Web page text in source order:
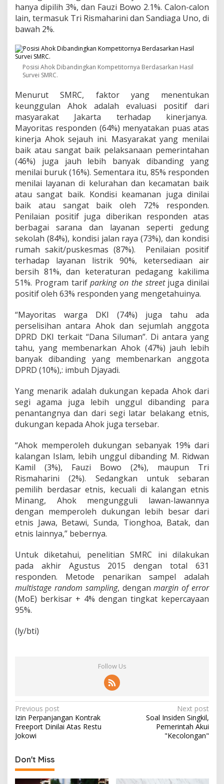
i
D
K
hanya dipilih 3%, dan Fauzi Bowo 2.1%. Calon-calon
lain, termasuk Tri Rismaharini dan Sandiaga Uno, di
bawah 2%.
Posisi Ahok Dibandingkan Kompetitornya Berdasarkan Hasil
Survei SMRC.
Menurut SMRC, faktor yang menentukan
keunggulan Ahok adalah evaluasi positif dari
masyarakat Jakarta terhadap kinerjanya.
Mayoritas responden (64%) menyatakan puas atas
kinerja Ahok sejauh ini. Masyarakat yang menilai
baik atau sangat baik pelaksanaan pemerintahan
(46%) juga jauh lebih banyak dibanding yang
menilai buruk (16%). Sementara itu, 85% responden
menilai layanan di kelurahan dan kecamatan baik
atau sangat baik. Kondisi keamanan juga dinilai
baik atau sangat baik oleh 72% responden.
Penilaian positif juga diberikan responden atas
berbagai sarana dan layanan seperti gedung
sekolah (84%), kondisi jalan raya (73%), dan kondisi
rumah sakit/puskesmas (87%). Penilaian positif
terhadap layanan listrik 90%, ketersediaan air
bersih 81%, dan keteraturan pedagang kakilima
51%. Program tarifparking on the streetjuga dinilai
positif oleh 63% responden yang mengetahuinya.
“Mayoritas warga DKI (74%) juga tahu ada
perselisihan antara Ahok dan sejumlah anggota
DPRD DKI terkait “Dana Siluman”. Di antara yang
tahu, yang membenarkan Ahok (47%) jauh lebih
banyak dibanding yang membenarkan anggota
DPRD (10%),: imbuh Djayadi.
Yang menarik adalah dukungan kepada Ahok dari
segi agama juga lebih unggul dibanding para
penantangnya dan dari segi latar belakang etnis,
dukungan kepada Ahok juga tersebar.
“Ahok memperoleh dukungan sebanyak 19% dari
kalangan Islam, lebih unggul dibanding M. Ridwan
Kamil (3%), Fauzi Bowo (2%), maupun Tri
Rismaharini (2%). Sedangkan untuk sebaran
pemilih berdasar etnis, kecuali di kalangan etnis
Minang, Ahok mengungguli lawan-lawannya
dengan memperoleh dukungan lebih besar dari
etnis Jawa, Betawi, Sunda, Tionghoa, Batak, dan
etnis lainnya,” bebernya.
Untuk diketahui, penelitian SMRC ini dilakukan
pada akhir Agustus 2015 dengan total 631
responden. Metode penarikan sampel adalah
multistage random sampling, denganmargin of error
(MoE) berkisar + 4% dengan tingkat kepercayaan
95%.
(ly/bti)
Follow Us
P
o
s
t
n
Previous post
Izin Perpanjangan Kontrak
Freeport Dinilai Atas Restu
Jokowi
Next post
Soal Insiden Singkil,
Pemerintah Akui
"Kecolongan"
Don't Miss